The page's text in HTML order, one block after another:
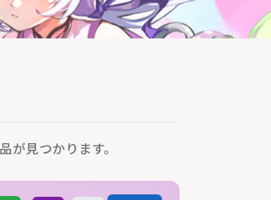
見つかります。